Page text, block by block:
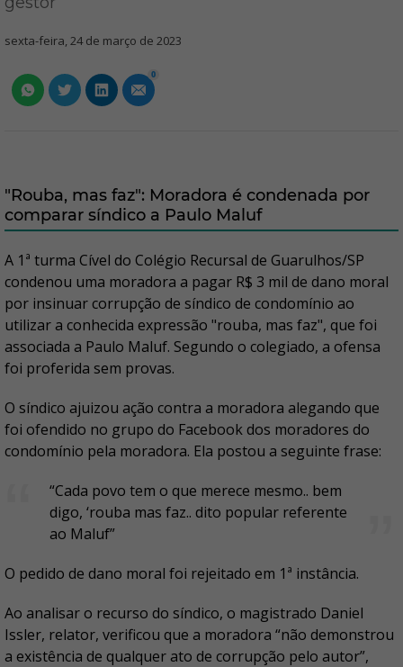
sexta-feira, 24 de março de 2023
0
"Rouba, mas faz": Moradora é condenada por
comparar síndico a Paulo Maluf
A 1ª turma Cível do Colégio Recursal de Guarulhos/SP
condenou uma moradora a pagar R$ 3 mil de dano moral
por insinuar corrupção de síndico de condomínio ao
utilizar a conhecida expressão "rouba, mas faz", que foi
associada a Paulo Maluf. Segundo o colegiado, a ofensa
foi proferida sem provas.
O síndico ajuizou ação contra a moradora alegando que
foi ofendido no grupo do Facebook dos moradores do
condomínio pela moradora. Ela postou a seguinte frase:
“Cada povo tem o que merece mesmo.. bem
digo, ‘rouba mas faz.. dito popular referente
ao Maluf”
O pedido de dano moral foi rejeitado em 1ª instância.
Ao analisar o recurso do síndico, o magistrado Daniel
Issler, relator, verificou que a moradora “não demonstrou
a existência de qualquer ato de corrupção pelo autor”,